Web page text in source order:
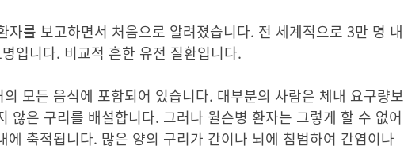
를 보고하면서 처음으로 알려졌습니다. 전 세계적으로 3만 명 내
입니다. 비교적 흔한 유전 질환입니다.
모든 음식에 포함되어 있습니다. 대부분의 사람은 체내 요구량보
은 구리를 배설합니다. 그러나 윌슨병 환자는 그렇게 할 수 없어
축적됩니다. 많은 양의 구리가 간이나 뇌에 침범하여 간염이나